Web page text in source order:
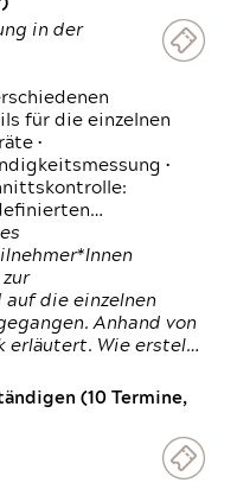
in der
für die einzelnen
•
•
auf die einzelnen
Anhand von
erläutert. Wie erstel…
(10 Termine,